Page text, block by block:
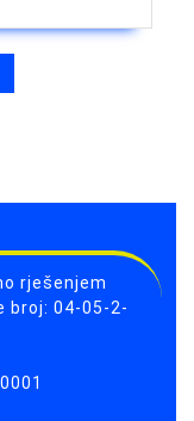
rješenjem
broj: 04-05-2-